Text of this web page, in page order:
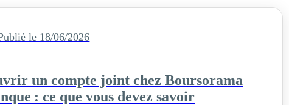
le 18/06/2026
un compte joint chez Boursorama
: ce que vous devez savoir